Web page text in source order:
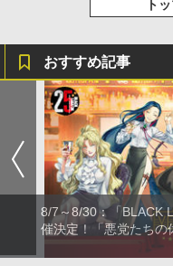
ト
おすすめ記事
8/7～8/30：「BLACK
催決定！「悪党たちの